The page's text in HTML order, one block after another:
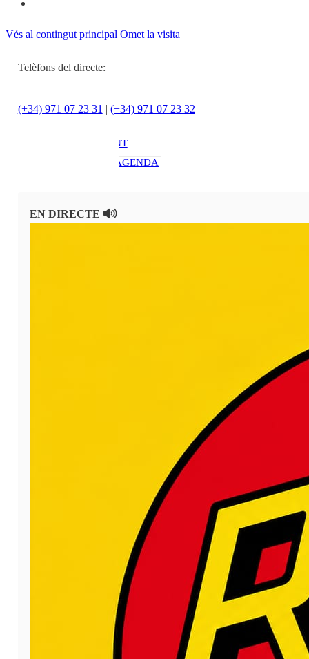
Vés al contingut principal Omet la visita
Telèfons del directe:
(+34) 971 07 23 31 | (+34) 971 07 23 32
OCI
ENTREVISTES
AMBIENT
AGENDA
Programació
EN DIRECTE